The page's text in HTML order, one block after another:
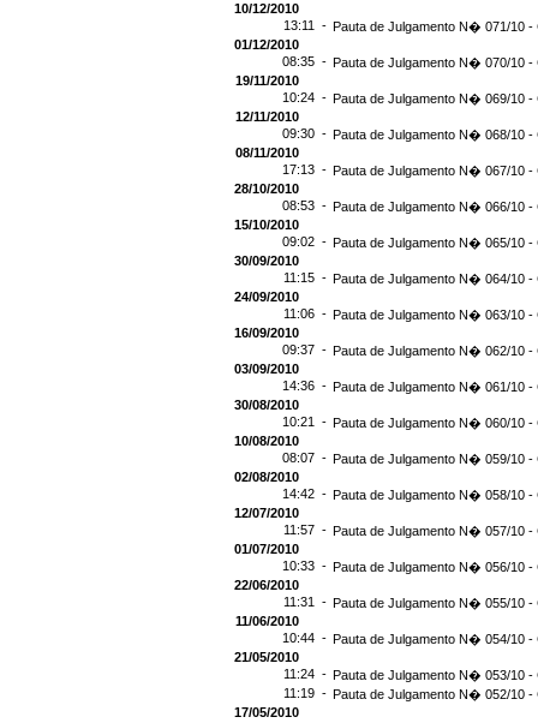
10/12/2010
13:11 - Pauta de Julgamento N� 071/10 -
01/12/2010
08:35 - Pauta de Julgamento N� 070/10 -
19/11/2010
10:24 - Pauta de Julgamento N� 069/10 -
12/11/2010
09:30 - Pauta de Julgamento N� 068/10 -
08/11/2010
17:13 - Pauta de Julgamento N� 067/10 -
28/10/2010
08:53 - Pauta de Julgamento N� 066/10 -
15/10/2010
09:02 - Pauta de Julgamento N� 065/10 -
30/09/2010
11:15 - Pauta de Julgamento N� 064/10 -
24/09/2010
11:06 - Pauta de Julgamento N� 063/10 -
16/09/2010
09:37 - Pauta de Julgamento N� 062/10 -
03/09/2010
14:36 - Pauta de Julgamento N� 061/10 -
30/08/2010
10:21 - Pauta de Julgamento N� 060/10 -
10/08/2010
08:07 - Pauta de Julgamento N� 059/10 -
02/08/2010
14:42 - Pauta de Julgamento N� 058/10 -
12/07/2010
11:57 - Pauta de Julgamento N� 057/10 -
01/07/2010
10:33 - Pauta de Julgamento N� 056/10 -
22/06/2010
11:31 - Pauta de Julgamento N� 055/10 -
11/06/2010
10:44 - Pauta de Julgamento N� 054/10 -
21/05/2010
11:24 - Pauta de Julgamento N� 053/10 -
11:19 - Pauta de Julgamento N� 052/10 -
17/05/2010